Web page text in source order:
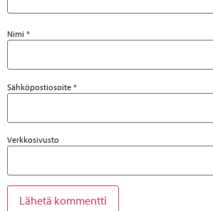
Nimi *
Sähköpostiosoite *
Verkkosivusto